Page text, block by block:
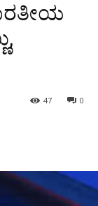
0
47